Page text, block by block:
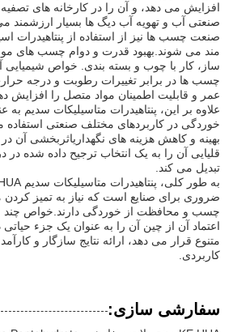
افزایش می دهد، و آن را در کارخانه های
صنعتی آب و تهویه آب دیگ ها بسیار ارزشمند
صنعت چسب ها نیز از استفاده از پنتاهیدرات
مند می شوند.بهبود قدرت و دوام چسب های
ساز، کار با چوب و بسته بندی. خواص شیمیایی
چسب ها در برابر تغییرات رطوبت و درجه
عمر و قابلیت اطمینان مواد متصل را افزایش
علاوه بر این، پنتاهیدرات متاسیلیکات سدیم به
خوردگی در کاربردهای مختلف صنعتی
بهینه و کاهش هزینه های نگهداریاثربخشی آن
قلیایی آن را به یک انتخاب ترجیح داده شده در
تبدیل می کند.
ضروری برای صنایع است که نیاز به تمیز کردن
چسب و محافظت از خوردگی دارند.خواص چند
اعتماد آن از چین آن را به عنوان یک جزء
متنوع قرار می دهد، ارائه نتایج سازگار و
کاربردی.
سفارشی سازی: